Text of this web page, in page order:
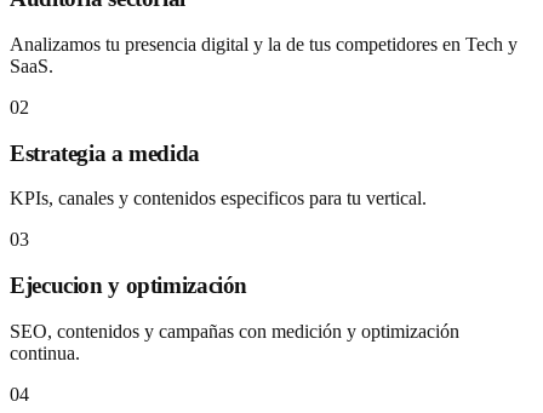
Analizamos tu presencia digital y la de tus competidores en Tech y
SaaS.
02
Estrategia a medida
KPIs, canales y contenidos especificos para tu vertical.
03
Ejecucion y optimización
SEO, contenidos y campañas con medición y optimización
continua.
04